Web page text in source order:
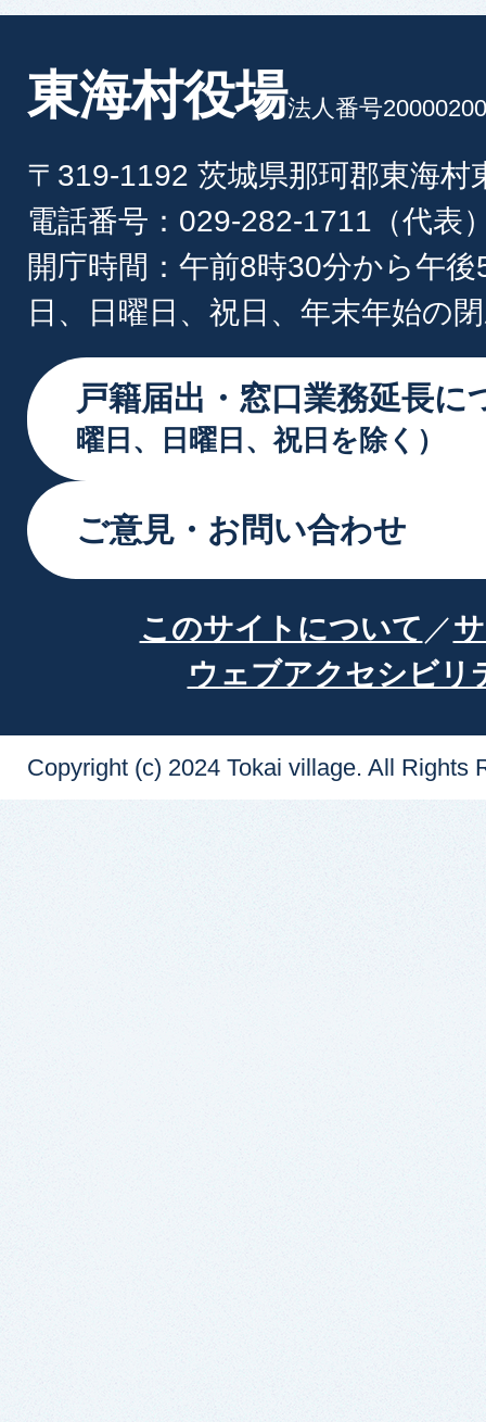
東海村役場法人番号
〒319-1192 茨城県那珂郡東海村
電話番号：029-282-1711（代表
開庁時間：午前8時30分から午
日、日曜日、祝日、年末年始の
戸籍届出・窓口業務延長に
曜日、日曜日、祝日を除く）
ご意見・お問い合わせ
このサイトについて
ウェブアクセシビリ
Copyright (c) 2024 Tokai village. All Rights